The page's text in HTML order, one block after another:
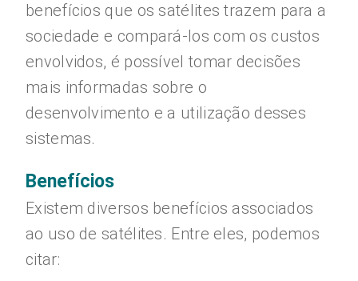
benefícios que os satélites trazem para a
sociedade e compará-los com os custos
envolvidos, é possível tomar decisões
mais informadas sobre o
desenvolvimento e a utilização desses
sistemas.
Benefícios
Existem diversos benefícios associados
ao uso de satélites. Entre eles, podemos
citar: